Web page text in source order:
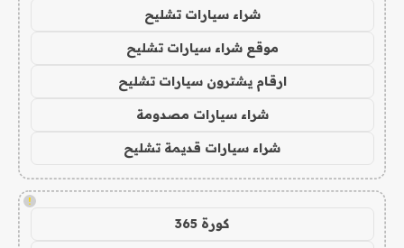
شراء سيارات تشليح
موقع شراء سيارات تشليح
ارقام يشترون سيارات تشليح
شراء سيارات مصدومة
شراء سيارات قديمة تشليح
!
كورة 365